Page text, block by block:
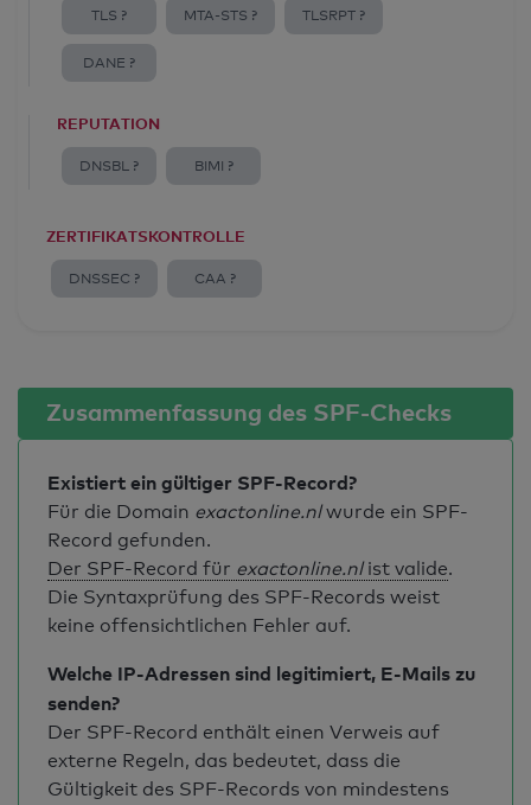
TLS ? MTA-STS ? TLSRPT ?
DANE ?
REPUTATION
DNSBL ? BIMI ?
ZERTIFIKATSKONTROLLE
DNSSEC ? CAA ?
Zusammenfassung des SPF-Checks
Existiert ein gültiger SPF-Record?
Für die Domain exactonline.nlwurde ein SPF-
Record gefunden.
Der SPF-Record für exactonline.nlist valide.
Die Syntaxprüfung des SPF-Records weist
keine offensichtlichen Fehler auf.
Welche IP-Adressen sind legitimiert, E-Mails zu
senden?
Der SPF-Record enthält einen Verweis auf
externe Regeln, das bedeutet, dass die
Gültigkeit des SPF-Records von mindestens